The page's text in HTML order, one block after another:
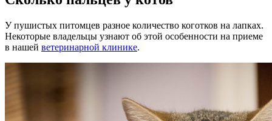
У пушистых питомцев разное количество коготков на лапках.
Некоторые владельцы узнают об этой особенности на приеме
в нашей ветеринарной клинике.